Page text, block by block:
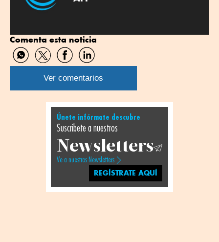
Comenta esta noticia
Compartir
por
WhatsApp
Compartir
por
Twitter
Compartir
por
Facebook
Compartir
por
Linkedin
Ver comentarios
Únete infórmate descubre
Suscríbete a nuestros
Newsletters
Ve a nuestros Newsletters
REGÍSTRATE AQUÍ